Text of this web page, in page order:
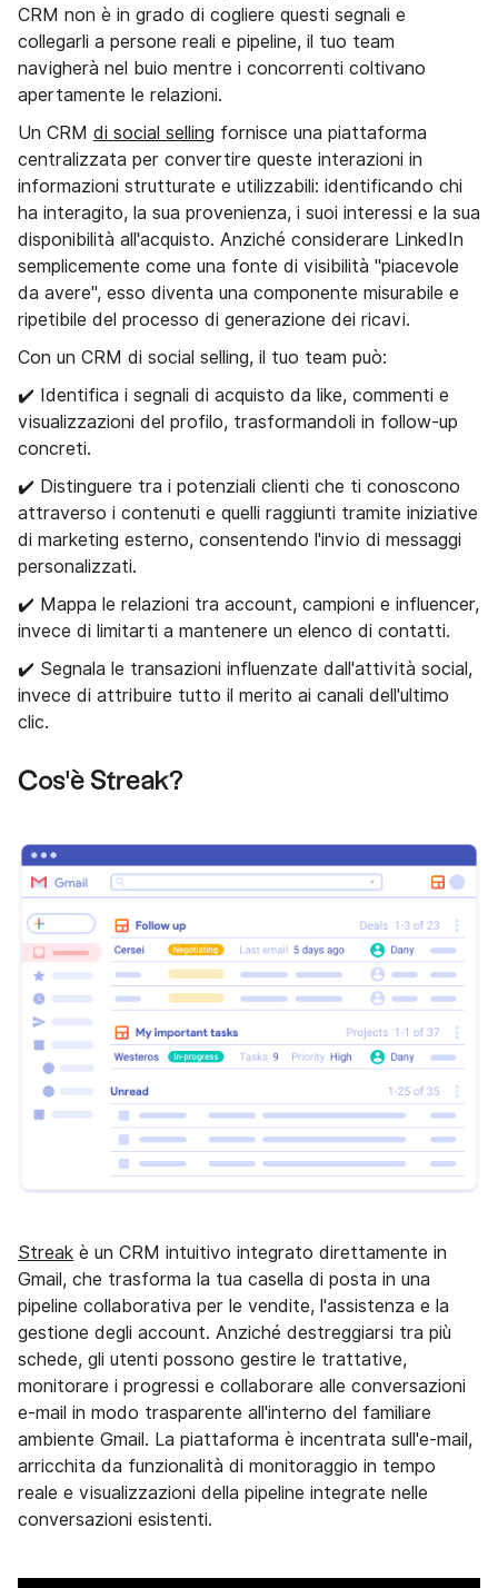
CRM non è in grado di cogliere questi segnali e
collegarli a persone reali e pipeline, il tuo team
navigherà nel buio mentre i concorrenti coltivano
apertamente le relazioni.
Un CRM di social selling fornisce una piattaforma
centralizzata per convertire queste interazioni in
informazioni strutturate e utilizzabili: identificando chi
ha interagito, la sua provenienza, i suoi interessi e la sua
disponibilità all'acquisto. Anziché considerare LinkedIn
semplicemente come una fonte di visibilità "piacevole
da avere", esso diventa una componente misurabile e
ripetibile del processo di generazione dei ricavi.
Con un CRM di social selling, il tuo team può:
✔️ Identifica i segnali di acquisto da like, commenti e
visualizzazioni del profilo, trasformandoli in follow-up
concreti.
✔️ Distinguere tra i potenziali clienti che ti conoscono
attraverso i contenuti e quelli raggiunti tramite iniziative
di marketing esterno, consentendo l'invio di messaggi
personalizzati.
✔️ Mappa le relazioni tra account, campioni e influencer,
invece di limitarti a mantenere un elenco di contatti.
✔️ Segnala le transazioni influenzate dall'attività social,
invece di attribuire tutto il merito ai canali dell'ultimo
clic.
Cos'è Streak?
Streak è un CRM intuitivo integrato direttamente in
Gmail, che trasforma la tua casella di posta in una
pipeline collaborativa per le vendite, l'assistenza e la
gestione degli account. Anziché destreggiarsi tra più
schede, gli utenti possono gestire le trattative,
monitorare i progressi e collaborare alle conversazioni
e-mail in modo trasparente all'interno del familiare
ambiente Gmail. La piattaforma è incentrata sull'e-mail,
arricchita da funzionalità di monitoraggio in tempo
reale e visualizzazioni della pipeline integrate nelle
conversazioni esistenti.